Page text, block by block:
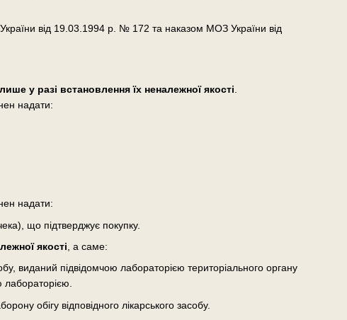
від 19.03.1994 р. № 172 та наказом МОЗ України від
лише у разі встановлення їх неналежної якості
надати:
надати:
що підтверджує покупку.
якості , а саме:
виданий підвідомчою лабораторією територіального органу
обігу відповідного лікарського засобу.